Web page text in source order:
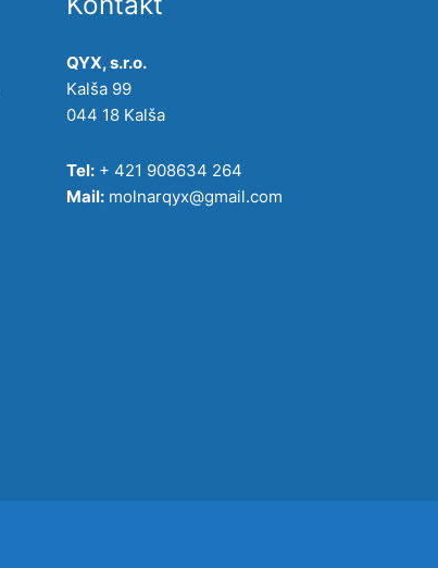
QYX, s.r.o.
Kalša 99
044 18 Kalša
Tel: + 421 908634 264
Mail: molnarqyx@gmail.com